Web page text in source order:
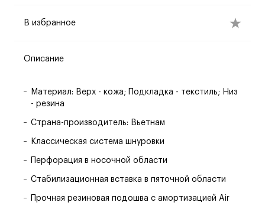
В избранное
Описание
Материал: Верх - кожа; Подкладка - текстиль; Низ
- резина
Страна-производитель: Вьетнам
Классическая система шнуровки
Перфорация в носочной области
Стабилизационная вставка в пяточной области
Прочная резиновая подошва с амортизацией Air